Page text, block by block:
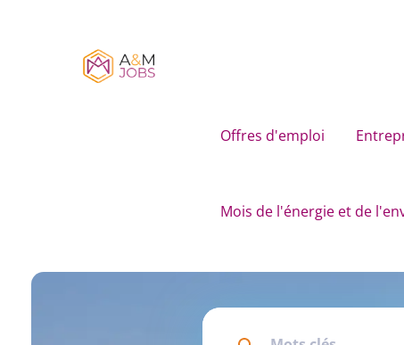
Offres d'emploi
Mois de l'énergie et de
Mots